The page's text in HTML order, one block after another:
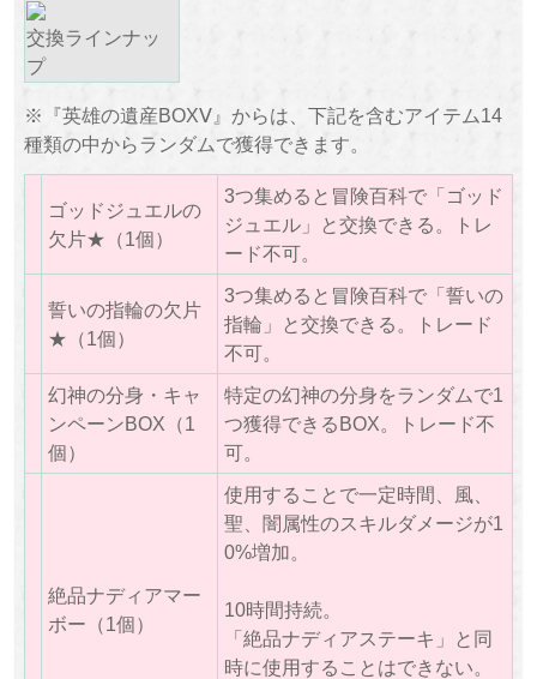
交換ラインナッ
プ
※『英雄の遺産BOXⅤ』からは、下記を含むアイテム14
種類の中からランダムで獲得できます。
ゴッドジュエルの
欠片★（1個）
3つ集めると冒険百科で「ゴッド
ジュエル」と交換できる。トレ
ード不可。
誓いの指輪の欠片
★（1個）
3つ集めると冒険百科で「誓いの
指輪」と交換できる。トレード
不可。
幻神の分身・キャ
ンペーンBOX（1
個）
特定の幻神の分身をランダムで1
つ獲得できるBOX。トレード不
可。
絶品ナディアマー
ボー（1個）
使用することで一定時間、風、
聖、闇属性のスキルダメージが1
0%増加。
10時間持続。
「絶品ナディアステーキ」と同
時に使用することはできない。